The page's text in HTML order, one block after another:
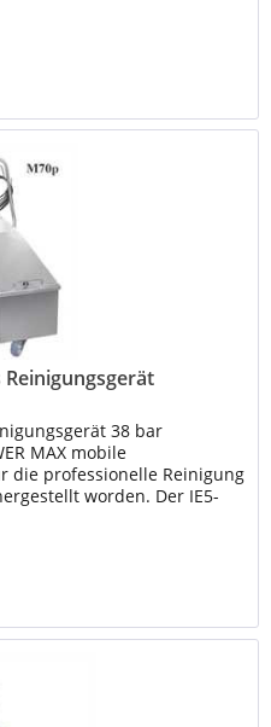
Reinigungsgerät
38 bar
MAX mobile
die professionelle Reinigung
worden. Der IE5-